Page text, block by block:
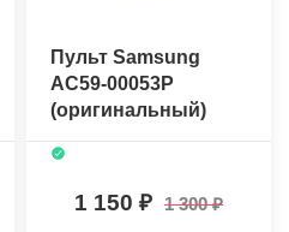
Пульт Samsung
AC59-00053P
(оригинальный)
1 150 1 300